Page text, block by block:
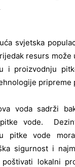
svjetska
resurs
i proizvodnju
pripreme
voda sadrži
vode.
pitke vode
sigurnost i
lokalni